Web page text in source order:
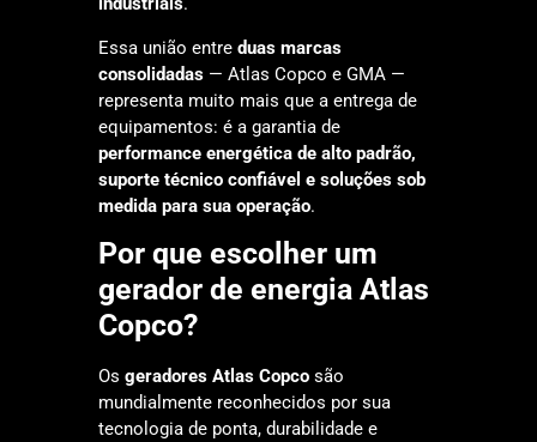
Essa união entre duas marcas
consolidadas— Atlas Copco e GMA —
representa muito mais que a entrega de
equipamentos: é a garantia de
performance energética de alto padrão,
suporte técnico confiável e soluções sob
medida para sua operação.
Por que escolher um
gerador de energia Atlas
Copco?
Os geradores Atlas Copcosão
mundialmente reconhecidos por sua
tecnologia de ponta, durabilidade e